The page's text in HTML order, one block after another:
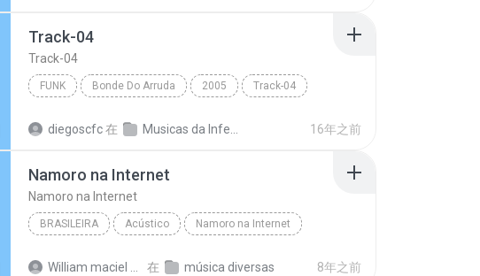
Track-04
Track-04
FUNK Bonde Do Arruda 2005 Track-04
diegoscfc在 16年之前
Namoro na Internet
Namoro na Internet
BRASILEIRA Acústico Namoro na Internet
在 música diversas 8年之前